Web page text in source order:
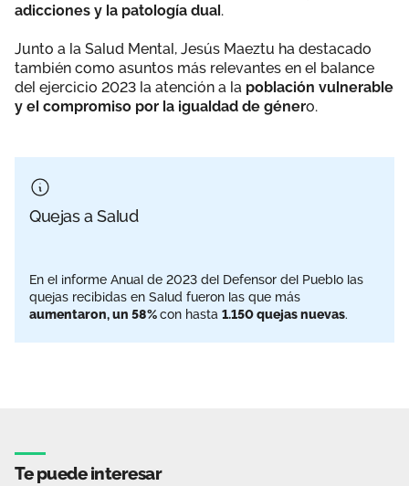
adicciones y la patología dual.
Junto a la Salud Mental, Jesús Maeztu ha destacado
también como asuntos más relevantes en el balance
del ejercicio 2023 la atención a la población vulnerable
y el compromiso por la igualdad de género.
Quejas a Salud
En el informe Anual de 2023 del Defensor del Pueblo las
quejas recibidas en Salud fueron las que más
aumentaron, un 58%con hasta 1.150 quejas nuevas.
Te puede interesar